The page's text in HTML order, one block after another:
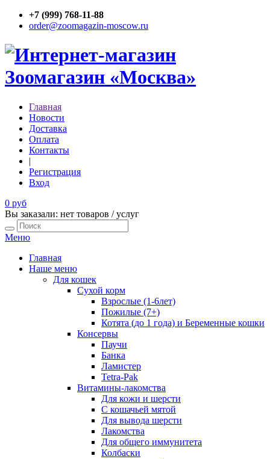
+7 (999) 768-11-88
order@zoomagazin-moscow.ru
Главная
Новости
Доставка
Оплата
Контакты
|
Регистрация
Вход
0 руб
Вы заказали: нет товаров / услуг
Меню
Главная
Наше меню
Для кошек
Сухой корм
Взрослые (1-6лет)
Пожилые (7+)
Котята (до 1 года) и Беременные кошки
Консервы
Паучи
Банка
Ламистер
Tetra-Pak
Витамины-лакомства
Для кожи и шерсти
С кошачьей мятой
Для вывода шерсти
Лакомства
Для общего иммунитета
Колбаски